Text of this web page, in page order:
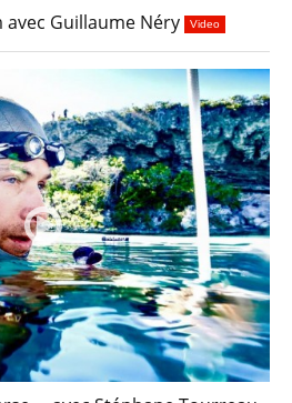
avec Guillaume Néry Video